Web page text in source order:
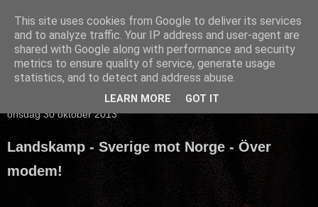
onsdag 30 oktober 2013
Landskamp - Sverige mot Norge - Över
modem!
This site uses cookies from Google to deliver its services
and to analyze traffic. Your IP address and user-agent are
shared with Google along with performance and security
metrics to ensure quality of service, generate usage
statistics, and to detect and address abuse.
LEARN MORE GOT IT